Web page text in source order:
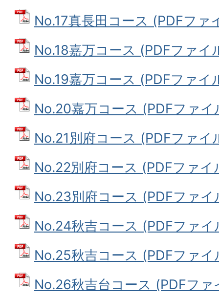
No.17真長田コース (PDFファ
No.18嘉万コース (PDFファイ
No.19嘉万コース (PDFファイ
No.20嘉万コース (PDFファイ
No.21別府コース (PDFファイ
No.22別府コース (PDFファ
No.23別府コース (PDFファ
No.24秋吉コース (PDFファ
No.25秋吉コース (PDFファ
No.26秋吉台コース (PDFフ